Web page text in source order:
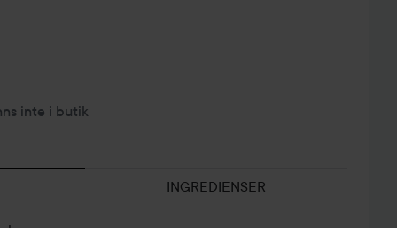
inte i butik
INGREDIENSER